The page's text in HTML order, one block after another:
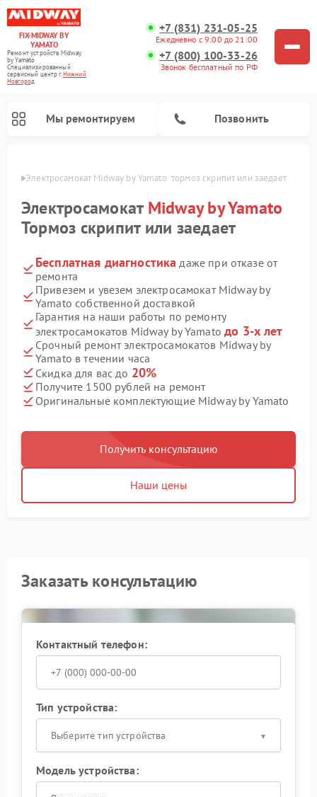
FIX-MIDWAY BY
YAMATO
Ремонт устройств Midway
by Yamato
Специализированный
cервисный центр г.Нижний
Новгород
+7 (831) 231-05-25
Ежедневно с 9:00 до 21:00
+7 (800) 100-33-26
Звонок бесплатный по РФ
Мы ремонтируем Позвонить
Электросамокат Midway by Yamato  тормоз скрипит или заедает
Электросамокат Midway by Yamato
Тормоз скрипит или заедает
Бесплатная диагностика даже при отказе от
ремонта
Привезем и увезем электросамокат Midway by
Yamato собственной доставкой
Гарантия на наши работы по ремонту
электросамокатов Midway by Yamatoдо 3-х лет
Срочный ремонт электросамокатов Midway by
Yamato в течении часа
Скидка для вас до 20%
Получите 1500 рублей на ремонт
Оригинальные комплектующие Midway by Yamato
Получить консультацию
Наши цены
Заказать консультацию
Контактный телефон:
Тип устройства:
Выберите тип устройства
Модель устройства: